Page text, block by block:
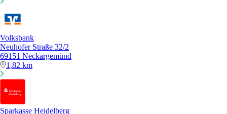
Volksbank
Neuhofer Straße 32/2
69151 Neckargemünd
1,82 km
Sparkasse Heidelberg